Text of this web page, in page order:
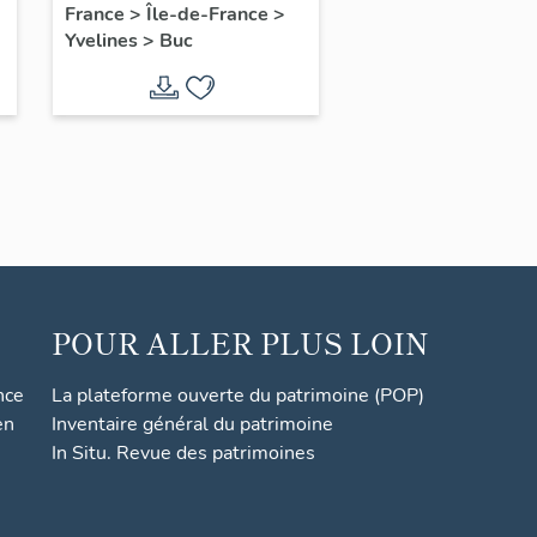
France > Île-de-France >
Yvelines> Buc
POUR ALLER PLUS LOIN
La plateforme ouverte du patrimoine (POP)
Inventaire général du patrimoine
In Situ. Revue des patrimoines